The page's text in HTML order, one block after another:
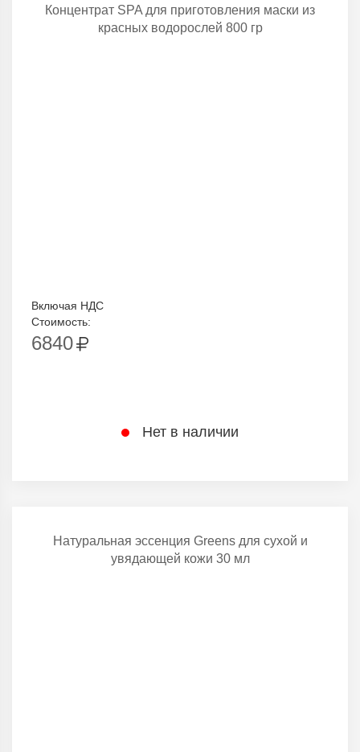
Концентрат SPA для приготовления маски из
красных водорослей 800 гр
Включая НДС
Стоимость:
6840
Нет в наличии
Натуральная эссенция Greens для сухой и
увядающей кожи 30 мл